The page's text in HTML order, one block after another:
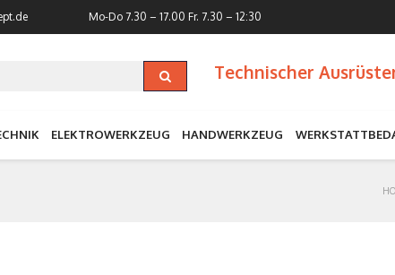
Mo-Do 7.30 – 17.00 Fr. 7.30 – 12:30
Technischer
ELEKTROWERKZEUG HANDWERKZEUG